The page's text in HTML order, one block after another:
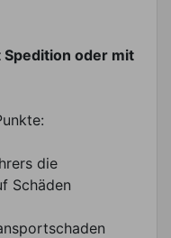
oder mit
die
Schäden